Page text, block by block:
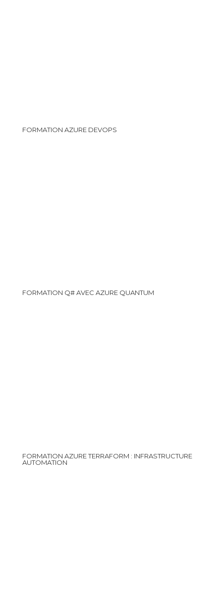
FORMATION AZURE DEVOPS
FORMATION Q# AVEC AZURE QUANTUM
FORMATION AZURE TERRAFORM : INFRASTRUCTURE
AUTOMATION